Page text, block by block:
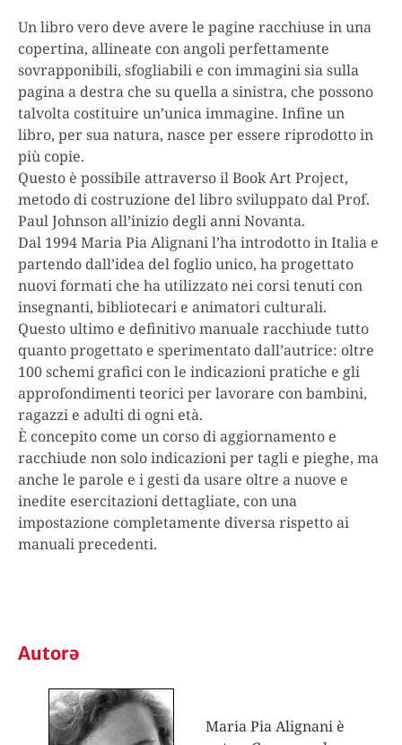
Un libro vero deve avere le pagine racchiuse in una
copertina, allineate con angoli perfettamente
sovrapponibili, sfogliabili e con immagini sia sulla
pagina a destra che su quella a sinistra, che possono
talvolta costituire un’unica immagine. Infine un
libro, per sua natura, nasce per essere riprodotto in
più copie.
Questo è possibile attraverso il Book Art Project,
metodo di costruzione del libro sviluppato dal Prof.
Paul Johnson all’inizio degli anni Novanta.
Dal 1994 Maria Pia Alignani l’ha introdotto in Italia e
partendo dall’idea del foglio unico, ha progettato
nuovi formati che ha utilizzato nei corsi tenuti con
insegnanti, bibliotecari e animatori culturali.
Questo ultimo e definitivo manuale racchiude tutto
quanto progettato e sperimentato dall’autrice: oltre
100 schemi grafici con le indicazioni pratiche e gli
approfondimenti teorici per lavorare con bambini,
ragazzi e adulti di ogni età.
È concepito come un corso di aggiornamento e
racchiude non solo indicazioni per tagli e pieghe, ma
anche le parole e i gesti da usare oltre a nuove e
inedite esercitazioni dettagliate, con una
impostazione completamente diversa rispetto ai
manuali precedenti.
Autorə
Maria Pia Alignani è